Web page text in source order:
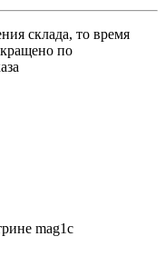
склада, то время
по
mag1c